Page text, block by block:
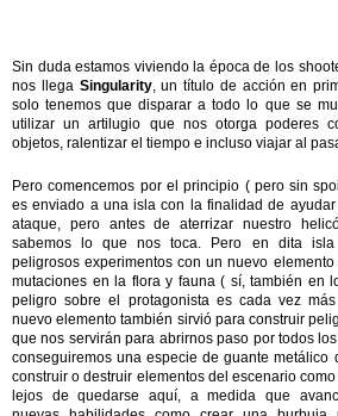
Sin duda estamos viviendo la época de los
nos llega Singularity, un título de acción en
solo tenemos que disparar a todo lo que se
utilizar un artilugio que nos otorga poderes
objetos, ralentizar el tiempo e incluso viajar al
Pero comencemos por el principio ( pero sin
es enviado a una isla con la finalidad de
ataque, pero antes de aterrizar nuestro
sabemos lo que nos toca. Pero en dita isla
peligrosos experimentos con un nuevo
mutaciones en la flora y fauna ( sí, también en
peligro sobre el protagonista es cada vez
nuevo elemento también sirvió para construir
que nos servirán para abrirnos paso por todos
conseguiremos una especie de guante metálico
construir o destruir elementos del escenario
lejos de quedarse aquí, a medida que